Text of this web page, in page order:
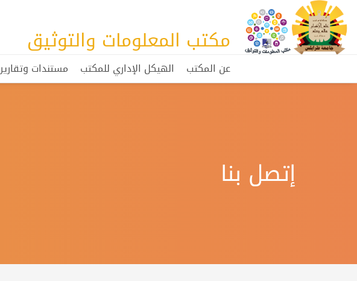
مكتب المعلومات والتوثيق
عن المكتب الهيكل الإداري للمكتب مستندات وتقارير
إتصل بنا